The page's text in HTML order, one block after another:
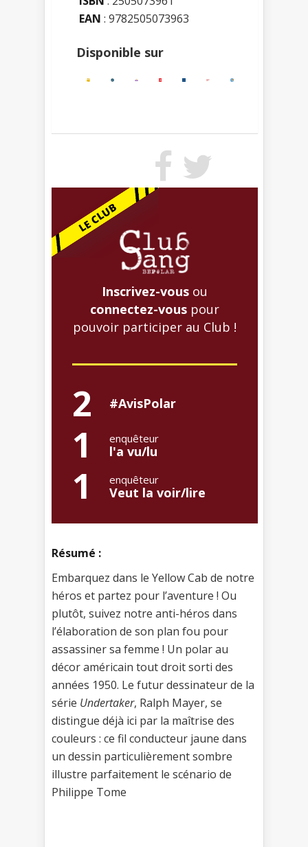
EAN : 9782505073963
Disponible sur
Inscrivez-vous ou
connectez-vous pour
pouvoir participer au Club !
2 #AvisPolar
1 enquêteur
l'a vu/lu
1 enquêteur
Veut la voir/lire
Résumé :
Embarquez dans le Yellow Cab de notre
héros et partez pour l’aventure ! Ou
plutôt, suivez notre anti-héros dans
l’élaboration de son plan fou pour
assassiner sa femme ! Un polar au
décor américain tout droit sorti des
années 1950. Le futur dessinateur de la
série Undertaker, Ralph Mayer, se
distingue déjà ici par la maîtrise des
couleurs : ce fil conducteur jaune dans
un dessin particulièrement sombre
illustre parfaitement le scénario de
Philippe Tome